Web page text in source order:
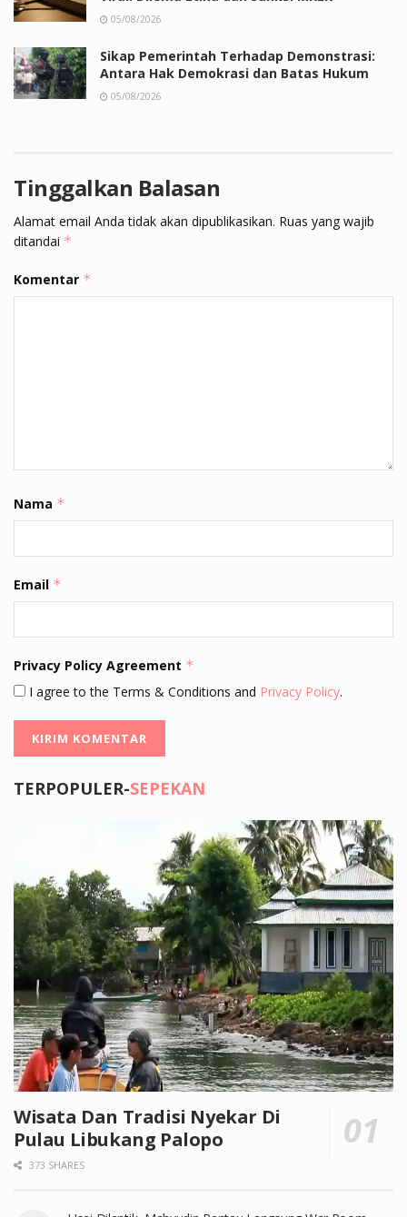
05/08/2026
Sikap Pemerintah Terhadap Demonstrasi:
Antara Hak Demokrasi dan Batas Hukum
05/08/2026
Tinggalkan Balasan
Alamat email Anda tidak akan dipublikasikan. Ruas yang wajib
ditandai *
Komentar *
Nama *
Email *
Privacy Policy Agreement *
I agree to the Terms & Conditions and Privacy Policy.
TERPOPULER-SEPEKAN
Wisata Dan Tradisi Nyekar Di
Pulau Libukang Palopo
373 SHARES